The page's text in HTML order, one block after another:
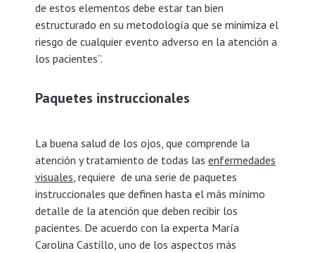
de estos elementos debe estar tan bien
estructurado en su metodología que se minimiza el
riesgo de cualquier evento adverso en la atención a
los pacientes”.
Paquetes instruccionales
La buena salud de los ojos, que comprende la
atención y tratamiento de todas las enfermedades
visuales, requiere de una serie de paquetes
instruccionales que definen hasta el más mínimo
detalle de la atención que deben recibir los
pacientes. De acuerdo con la experta María
Carolina Castillo, uno de los aspectos más